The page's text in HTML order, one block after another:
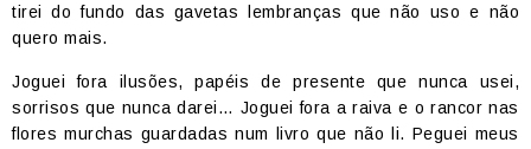
tirei do fundo das gavetas lembranças que não uso e não
quero mais.
Joguei fora ilusões, papéis de presente que nunca usei,
sorrisos que nunca darei… Joguei fora a raiva e o rancor nas
flores murchas guardadas num livro que não li. Peguei meus